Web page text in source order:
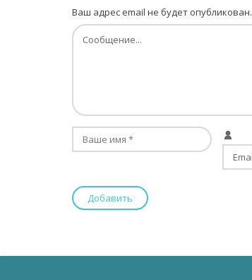
Ваш адрес email не будет опубликован.